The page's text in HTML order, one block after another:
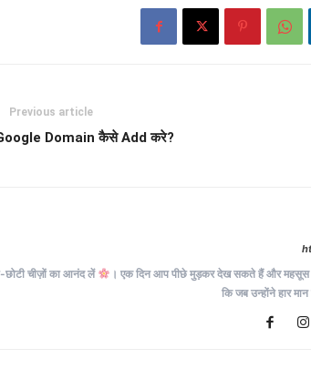
Previous article
Domain कैसे Add करे?
छोटी चीज़ों का आनंद लें । एक दिन आप पीछे मुड़कर देख सकते हैं और महसूस
कि जब उन्होंने हार